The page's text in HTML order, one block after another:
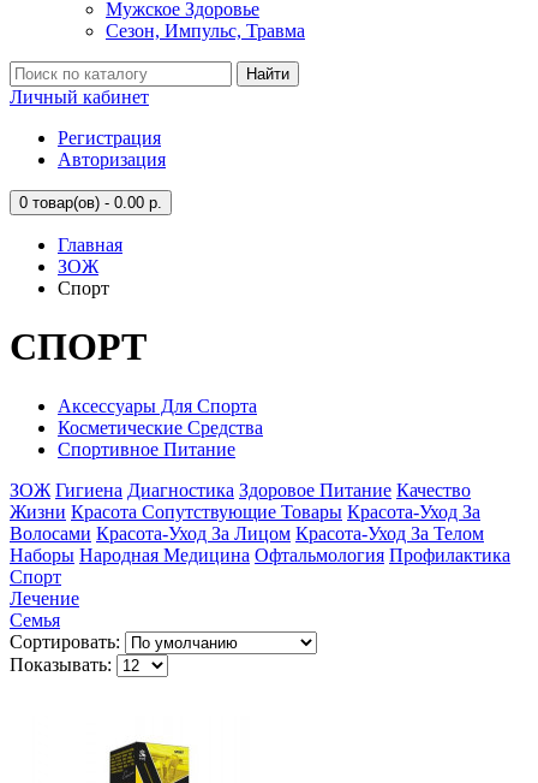
Мужское Здоровье
Сезон, Импульс, Травма
Найти
Личный кабинет
Регистрация
Авторизация
0 товар(ов) - 0.00 р.
Главная
ЗОЖ
Спорт
СПОРТ
Аксессуары Для Спорта
Косметические Средства
Спортивное Питание
ЗОЖ Гигиена Диагностика Здоровое Питание Качество
Жизни Красота Сопутствующие Товары Красота-Уход За
Волосами Красота-Уход За Лицом Красота-Уход За Телом
Наборы Народная Медицина Офтальмология Профилактика
Спорт
Лечение
Семья
Сортировать:
Показывать: